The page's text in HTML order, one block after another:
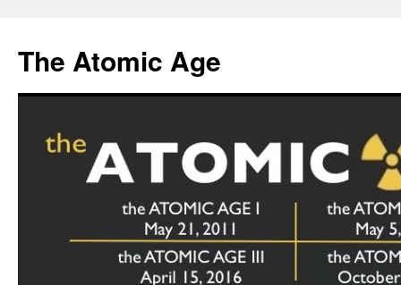
content
The Atomic Age